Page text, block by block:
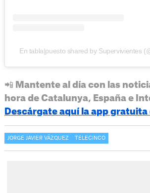
En tabla|puesto shared by Supervivientes
📲 Mantente al día con las
hora de Catalunya, España e
Descárgate aquí la app gratuita
JORGE JAVIER VÁZQUEZ TELECINCO